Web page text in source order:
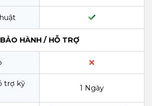
BẢO HÀNH / HỖ TRỢ
trợ kỹ
1 Ngày